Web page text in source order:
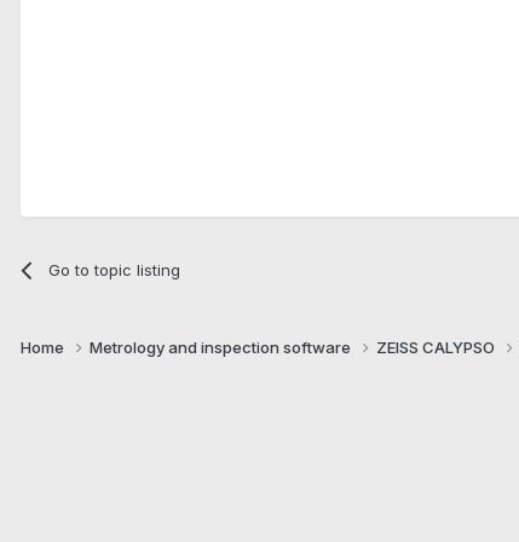
Go to topic listing
Home Metrology and inspection software ZEISS CALYPSO